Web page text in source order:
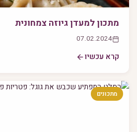
מתכון למעדן גיוזה צמחונית
07.02.2024
קרא עכשיו
מתכונים